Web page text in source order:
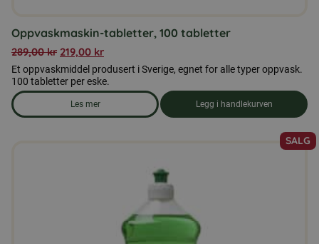
Oppvaskmaskin-tabletter, 100 tabletter
289,00kr 219,00 kr
Et oppvaskmiddel produsert i Sverige, egnet for alle typer oppvask.
100 tabletter per eske.
Les mer
om produkten Oppvaskmaskin-tabletter, 100 tabletter
Legg i handlekurven
SALG